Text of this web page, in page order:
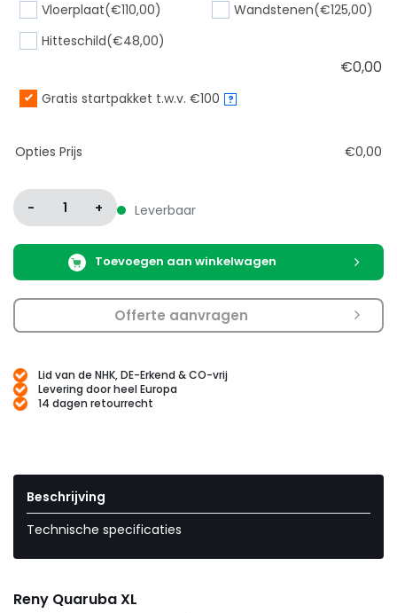
Vloerplaat(€110,00) Wandstenen(€125,00)
Hitteschild(€48,00)
€0,00
Gratis startpakket t.w.v. €100 ?
Opties Prijs €0,00
- 1 + Leverbaar
Toevoegen aan winkelwagen
Offerte aanvragen
Lid van de NHK, DE-Erkend & CO-vrij
Levering door heel Europa
14 dagen retourrecht
Beschrijving
Technische specificaties
Reny Quaruba XL